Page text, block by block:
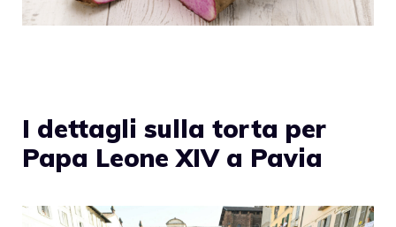
I dettagli sulla torta per
Papa Leone XIV a Pavia